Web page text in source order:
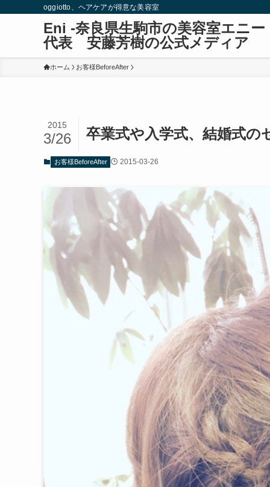
oggiotto、ヘアケアが得意な美容室
Eni -奈良県生駒市の美容室エ
代表 安藤芳樹の公式メディア
ホーム お客様BeforeAfter
卒業式や入学式、結婚式
2015
3/26
お客様BeforeAfter 2015-03-26